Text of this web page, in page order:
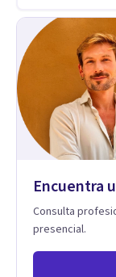
profesionales
ansiedad, la
conflictos de pareja. Ha trabajado con
diferentes
enfoque
trabaja el
metodología
sistema
infancia y
origen. Si buscas un proceso superficial, este no es el lugar.
raíz de lo que te
es una de las
cuando sanas
Encuentra
Consulta
presencial.